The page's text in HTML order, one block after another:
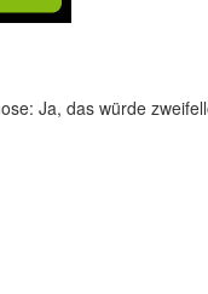
Ja, das würde